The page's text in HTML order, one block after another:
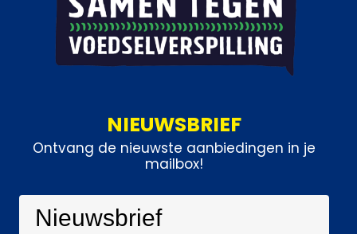
NIEUWSBRIEF
Ontvang de nieuwste aanbiedingen in je
mailbox!
Nieuwsbrief